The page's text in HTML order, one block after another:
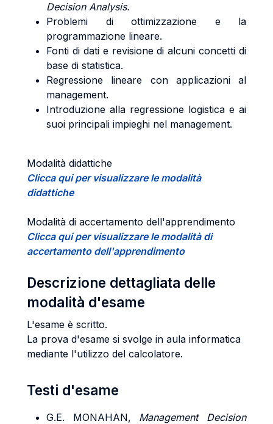
Decision Analysis.
Problemi di ottimizzazione e la
programmazione lineare.
Fonti di dati e revisione di alcuni concetti di
base di statistica.
Regressione lineare con applicazioni al
management.
Introduzione alla regressione logistica e ai
suoi principali impieghi nel management.
Modalità didattiche
Clicca qui per visualizzare le modalità
didattiche
Modalità di accertamento dell'apprendimento
Clicca qui per visualizzare le modalità di
accertamento dell'apprendimento
Descrizione dettagliata delle
modalità d'esame
L'esame è scritto.
La prova d'esame si svolge in aula informatica
mediante l'utilizzo del calcolatore.
Testi d'esame
G.E. MONAHAN, Management Decision